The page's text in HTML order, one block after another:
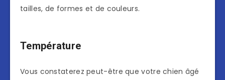
tailles, de formes et de couleurs.
Température
Vous constaterez peut-être que votre chien âgé